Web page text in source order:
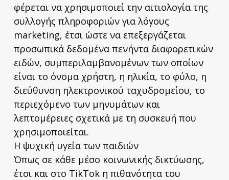
φέρεται να χρησιμοποιεί την αιτιολογία της
συλλογής πληροφοριών για λόγους
marketing, έτσι ώστε να επεξεργάζεται
προσωπικά δεδομένα πενήντα διαφορετικών
ειδών, συμπεριλαμβανομένων των οποίων
είναι το όνομα χρήστη, η ηλικία, το φύλο, η
διεύθυνση ηλεκτρονικού ταχυδρομείου, το
περιεχόμενο των μηνυμάτων και
λεπτομέρειες σχετικά με τη συσκευή που
χρησιμοποιείται.
Η ψυχική υγεία των παιδιών
Όπως σε κάθε μέσο κοινωνικής δικτύωσης,
έτσι και στο TikTok η πιθανότητα του